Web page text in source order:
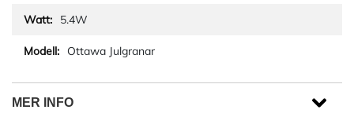
5.4W
Ottawa Julgranar
MER INFO